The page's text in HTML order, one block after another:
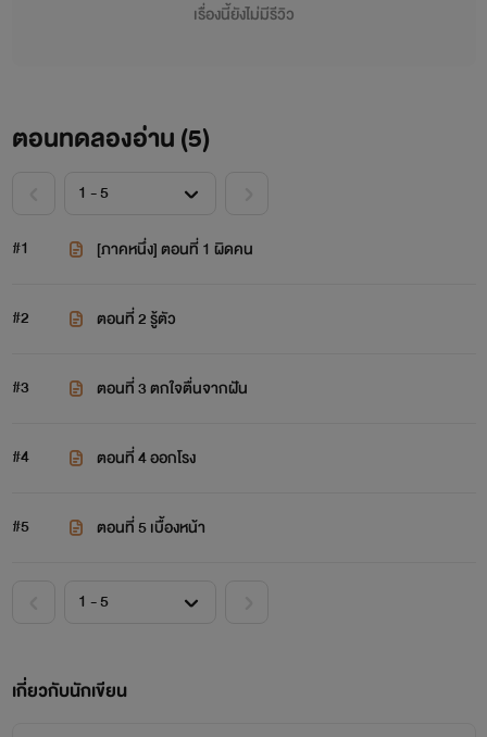
เรื่องนี้ยังไม่มีรีวิว
ตอนทดลองอ่าน (5)
#1 [ภาคหนึ่ง] ตอนที่ 1 ผิดคน
#2 ตอนที่ 2 รู้ตัว
#3 ตอนที่ 3 ตกใจตื่นจากฝัน
#4 ตอนที่ 4 ออกโรง
#5 ตอนที่ 5 เบื้องหน้า
เกี่ยวกับนักเขียน